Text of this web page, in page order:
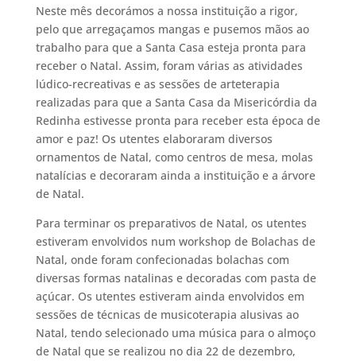
Neste mês decorámos a nossa instituição a rigor,
pelo que arregaçamos mangas e pusemos mãos ao
trabalho para que a Santa Casa esteja pronta para
receber o Natal. Assim, foram várias as atividades
lúdico-recreativas e as sessões de arteterapia
realizadas para que a Santa Casa da Misericórdia da
Redinha estivesse pronta para receber esta época de
amor e paz! Os utentes elaboraram diversos
ornamentos de Natal, como centros de mesa, molas
natalícias e decoraram ainda a instituição e a árvore
de Natal.
Para terminar os preparativos de Natal, os utentes
estiveram envolvidos num workshop de Bolachas de
Natal, onde foram confecionadas bolachas com
diversas formas natalinas e decoradas com pasta de
açúcar. Os utentes estiveram ainda envolvidos em
sessões de técnicas de musicoterapia alusivas ao
Natal, tendo selecionado uma música para o almoço
de Natal que se realizou no dia 22 de dezembro,